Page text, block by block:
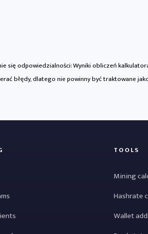
się odpowiedzialności: Wyniki obliczeń
błędy, dlatego nie powinny być traktowane
TOOLS
Mining
Hashrate
Wallet